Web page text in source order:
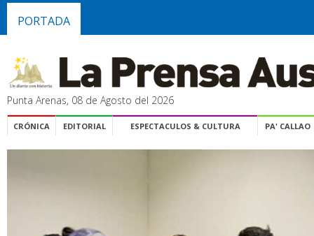
PORTADA
Punta Arenas, 08 de Agosto del 2026
CRÓNICA EDITORIAL ESPECTACULOS & CULTURA PA' CALLAO